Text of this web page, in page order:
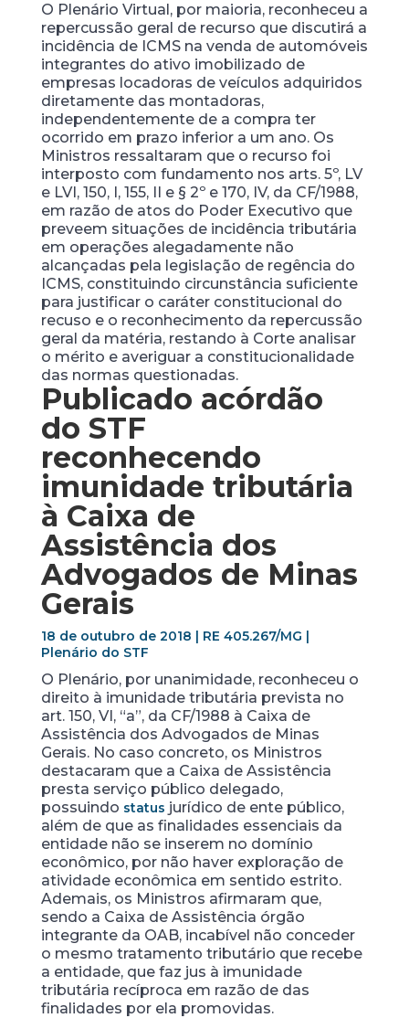
O Plenário Virtual, por maioria, reconheceu a
repercussão geral de recurso que discutirá a
incidência de ICMS na venda de automóveis
integrantes do ativo imobilizado de
empresas locadoras de veículos adquiridos
diretamente das montadoras,
independentemente de a compra ter
ocorrido em prazo inferior a um ano. Os
Ministros ressaltaram que o recurso foi
interposto com fundamento nos arts. 5º, LV
e LVI, 150, I, 155, II e § 2º e 170, IV, da CF/1988,
em razão de atos do Poder Executivo que
preveem situações de incidência tributária
em operações alegadamente não
alcançadas pela legislação de regência do
ICMS, constituindo circunstância suficiente
para justificar o caráter constitucional do
recuso e o reconhecimento da repercussão
geral da matéria, restando à Corte analisar
o mérito e averiguar a constitucionalidade
das normas questionadas.
Publicado acórdão
do STF
reconhecendo
imunidade tributária
à Caixa de
Assistência dos
Advogados de Minas
Gerais
18 de outubro de 2018 | RE 405.267/MG |
Plenário do STF
O Plenário, por unanimidade, reconheceu o
direito à imunidade tributária prevista no
art. 150, VI, “a”, da CF/1988 à Caixa de
Assistência dos Advogados de Minas
Gerais. No caso concreto, os Ministros
destacaram que a Caixa de Assistência
presta serviço público delegado,
possuindo status jurídico de ente público,
além de que as finalidades essenciais da
entidade não se inserem no domínio
econômico, por não haver exploração de
atividade econômica em sentido estrito.
Ademais, os Ministros afirmaram que,
sendo a Caixa de Assistência órgão
integrante da OAB, incabível não conceder
o mesmo tratamento tributário que recebe
a entidade, que faz jus à imunidade
tributária recíproca em razão de das
finalidades por ela promovidas.